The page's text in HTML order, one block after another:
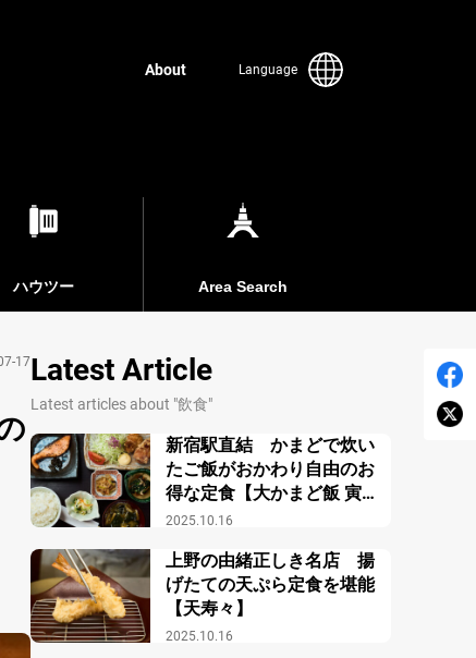
About Language
ハウツー Area Search
17Latest Article
Latest articles about "飲食"
2025.10.16
新宿駅直結 かまどで炊い
たご飯がおかわり自由のお
得な定食【大かまど飯 寅福
ルミネ新宿店】
2025.10.16
上野の由緒正しき名店 揚
げたての天ぷら定食を堪能
【天寿々】